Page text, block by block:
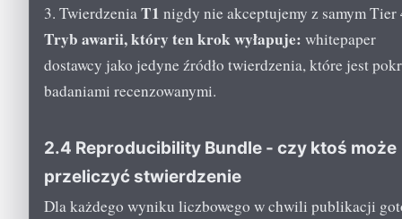
3. TwierdzeniaT1 nigdy nie akceptujemy z samym Tier
Tryb awarii, który ten krok wyłapuje: whitepaper
dostawcy jako jedyne źródło twierdzenia, które jest
badaniami recenzowanymi.
2.4 Reproducibility Bundle - czy ktoś może
przeliczyć stwierdzenie
Dla każdego wyniku liczbowego w chwili publikacji